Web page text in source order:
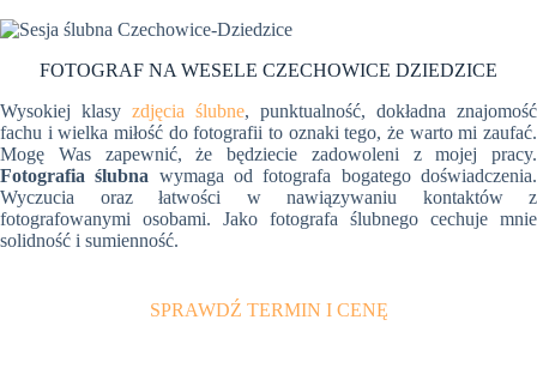
FOTOGRAF NA WESELE CZECHOWICE DZIEDZICE
Wysokiej klasy zdjęcia ślubne, punktualność, dokładna znajomość
fachu i wielka miłość do fotografii to oznaki tego, że warto mi zaufać.
Mogę Was zapewnić, że będziecie zadowoleni z mojej pracy.
Fotografia ślubna wymaga od fotografa bogatego doświadczenia.
Wyczucia oraz łatwości w nawiązywaniu kontaktów z
fotografowanymi osobami. Jako fotografa ślubnego cechuje mnie
solidność i sumienność.
SPRAWDŹ TERMIN I CENĘ